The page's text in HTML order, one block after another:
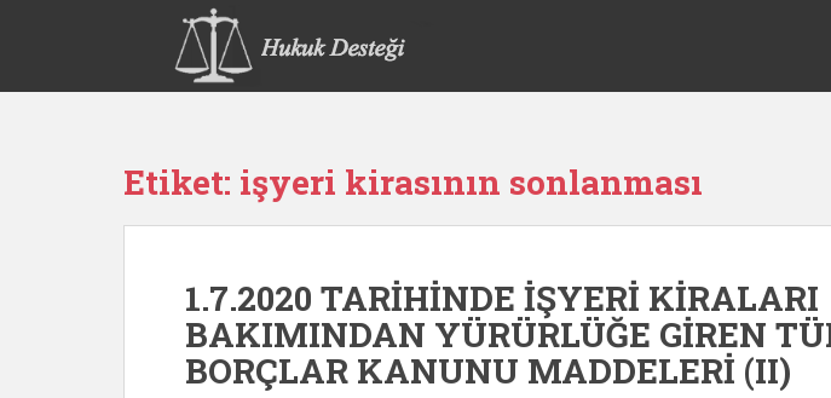
p
Etiket: işyeri kirasının sonlanması
1.7.2020 TARİHİNDE İŞYERİ KİRALARI
BAKIMINDAN YÜRÜRLÜĞE GİREN
BORÇLAR KANUNU MADDELERİ (II)